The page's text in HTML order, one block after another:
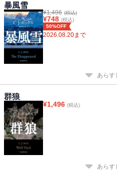
暴風雪
¥1,496 (税込)
¥748 (税込)
50%OFF
2026.08.20まで
あらす
群狼
¥1,496 (税込)
あらす